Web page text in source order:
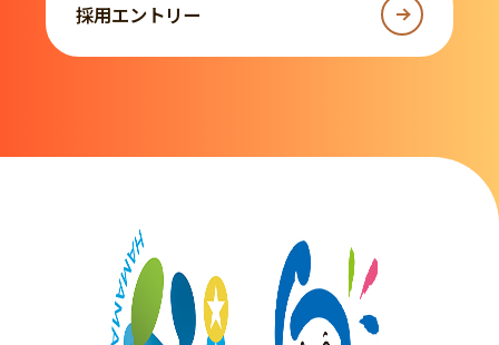
採用エントリー